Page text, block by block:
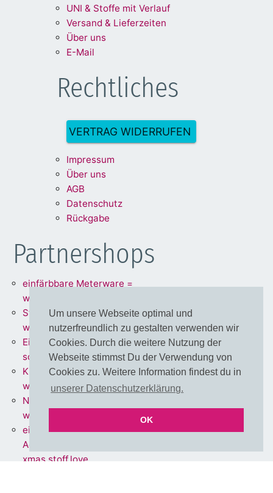
Um unsere Webseite optimal und
nutzerfreundlich zu gestalten verwenden wir
Cookies. Durch die weitere Nutzung der
Webseite stimmst Du der Verwendung von
Cookies zu. Weitere Information findest du in
unserer Datenschutzerklärung.
OK
UNI & Stoffe mit Verlauf
Versand & Lieferzeiten
Über uns
E-Mail
Rechtliches
VERTRAG WIDERRUFEN
Impressum
Über uns
AGB
Datenschutz
Rückgabe
Partnershops
einfärbbare Meterware =
www.stoff.love
Stoffe + Schnittmuster =
www.schnoffle.de
Eigene Stoffe = www.stoff-
schmie.de
Kissen Made in Germany =
www.kissen.love
Nähen für Einsteiger =
www.polli-klecks.love
einfärbbare Cut & Sew DIY
Adventskalender =
xmas.stoff.love